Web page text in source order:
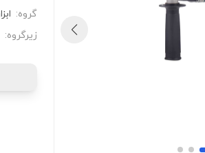
گروه:
زیرگروه: